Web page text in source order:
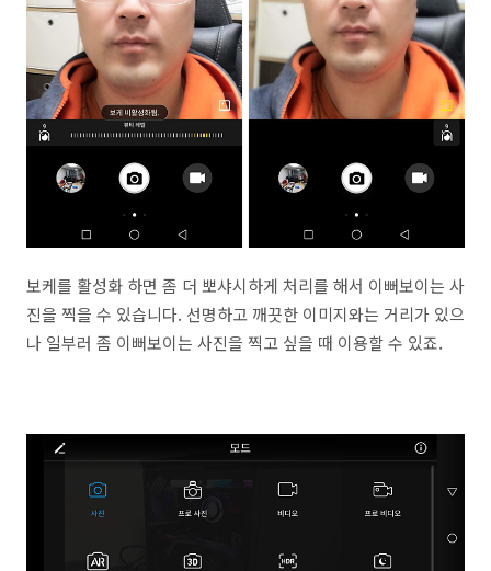
보케를 활성화 하면 좀 더 뽀샤시하게 처리를 해서 이뻐보이는 사
진을 찍을 수 있습니다. 선명하고 깨끗한 이미지와는 거리가 있으
나 일부러 좀 이뻐보이는 사진을 찍고 싶을 때 이용할 수 있죠.